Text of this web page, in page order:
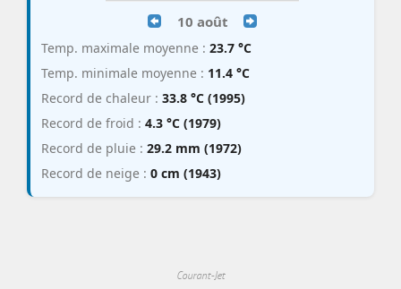
10 août
Temp. maximale moyenne : 23.7 °C
Temp. minimale moyenne : 11.4 °C
Record de chaleur : 33.8 °C (1995)
Record de froid : 4.3 °C (1979)
Record de pluie : 29.2 mm (1972)
Record de neige : 0 cm (1943)
Courant-Jet